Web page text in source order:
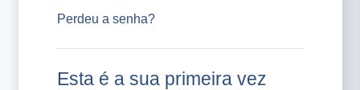
Perdeu a senha?
Esta é a sua primeira vez